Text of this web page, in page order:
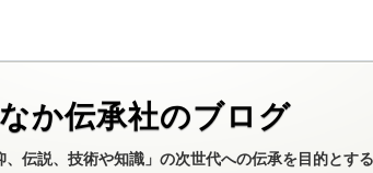
か伝承社のブログ
仰、伝説、技術や知識」の次世代への伝承